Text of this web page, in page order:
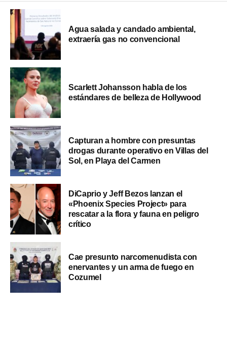
Agua salada y candado ambiental,
extraería gas no convencional
Scarlett Johansson habla de los
estándares de belleza de Hollywood
Capturan a hombre con presuntas
drogas durante operativo en Villas del
Sol, en Playa del Carmen
DiCaprio y Jeff Bezos lanzan el
«Phoenix Species Project» para
rescatar a la flora y fauna en peligro
crítico
Cae presunto narcomenudista con
enervantes y un arma de fuego en
Cozumel